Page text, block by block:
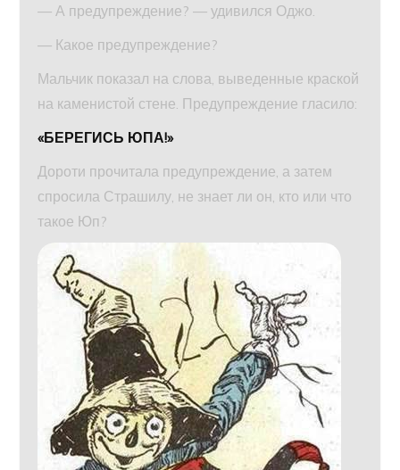
— А предупреждение? — удивился Оджо.
— Какое предупреждение?
Мальчик показал на слова, выведенные краской
на каменистой стене. Предупреждение гласило:
«БЕРЕГИСЬ ЮПА!»
Дороти прочитала предупреждение, а затем
спросила Страшилу, не знает ли он, кто или что
такое Юп?